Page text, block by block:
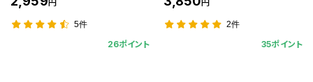
円
5件
26ポイント
円
2件
35ポイント